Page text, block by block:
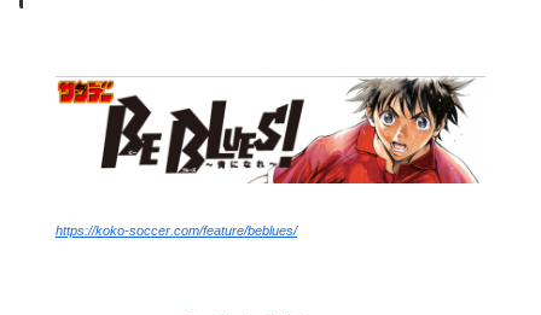
https://koko-soccer.com/feature/beblues/